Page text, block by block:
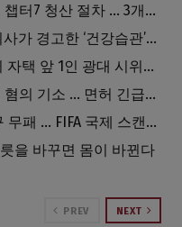
[단독] 김원석 회사 4곳 줄줄이 챕터7 청산 절차 … 3개 법인 같은 날 동시 파산 신청
[건강] “과하면 몸 해친다” … 의사가 경고한 ‘건강습관’ 5가지
[화제] “내 돈 갚아라” 김원석씨 자택 앞 1인 광대 시위 … 한인 투자사, “108만 달러 못받아”
한인 한의사, 환자 성추행·폭행 혐의 기소 … 면허 긴급정지
심판 성접대 7경기서 한국 축구 무패 … FIFA 국제 스캔들 번지나
을 바꾸면 몸이 바뀐다
PREV NEXT